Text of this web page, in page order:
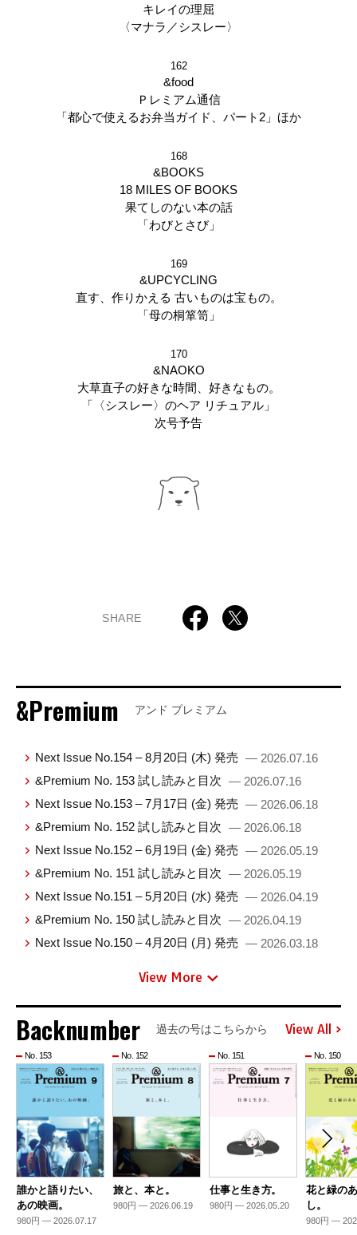
キレイの理屈
〈マナラ／シスレー〉
162
&food
Ｐレミアム通信
「都心で使えるお弁当ガイド、パート2」ほか
168
&BOOKS
18 MILES OF BOOKS
果てしのない本の話
「わびとさび」
169
&UPCYCLING
直す、作りかえる 古いものは宝もの。
「母の桐箪笥」
170
&NAOKO
大草直子の好きな時間、好きなもの。
「〈シスレー〉のヘア リチュアル」
次号予告
SHARE
&Premium アンド プレミアム
Next Issue No.154 – 8月20日 (木) 発売 — 2026.07.16
&Premium No. 153 試し読みと目次 — 2026.07.16
Next Issue No.153 – 7月17日 (金) 発売 — 2026.06.18
&Premium No. 152 試し読みと目次 — 2026.06.18
Next Issue No.152 – 6月19日 (金) 発売 — 2026.05.19
&Premium No. 151 試し読みと目次 — 2026.05.19
Next Issue No.151 – 5月20日 (水) 発売 — 2026.04.19
&Premium No. 150 試し読みと目次 — 2026.04.19
Next Issue No.150 – 4月20日 (月) 発売 — 2026.03.18
View More
Backnumber 過去の号はこちらから View All
No. 153
誰かと語りたい、
あの映画。
980円 — 2026.07.17
No. 152
旅と、本と。
980円 — 2026.06.19
No. 151
仕事と生き方。
980円 — 2026.05.20
No. 150
花と緑の
し。
980円 —